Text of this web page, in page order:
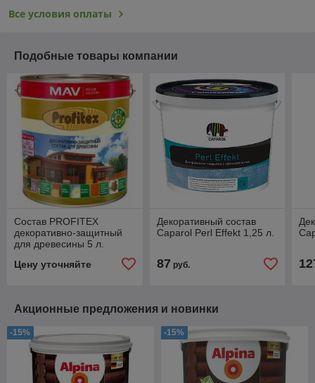
Все условия оплаты
Подобные товары компании
Состав PROFITEX
декоративно-защитный
для древесины 5 л.
Цену уточняйте
Декоративный состав
Caparol Perl Effekt 1,25 л.
87 руб.
Акционные предложения и новинки
-15% -15%